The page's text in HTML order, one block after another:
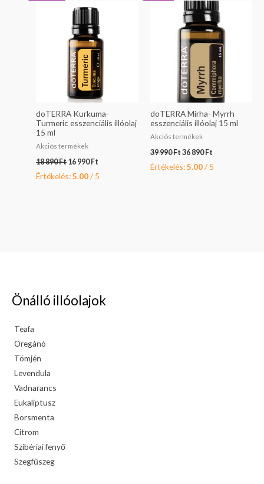
doTERRA Kurkuma-
Turmeric esszenciális illóolaj
15 ml
Akciós termékek
18 890Ft
was:
18
890 Ft.
16 990 Ft
16
990 Ft.
Értékelés:5.00/ 5
doTERRA Mirha- Myrrh
esszenciális illóolaj 15 ml
Akciós termékek
39 990Ft
was:
39
990 Ft.
36 890 Ft
is:
36
890 Ft.
Értékelés:5.00/ 5
Önálló illóolajok
Teafa
Oregánó
Tömjén
Levendula
Vadnarancs
Eukaliptusz
Borsmenta
Citrom
Szibériai fenyő
Szegfűszeg